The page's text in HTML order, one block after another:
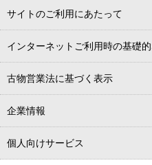
サイトのご利用にあたって
インターネットご利用時の基礎
古物営業法に基づく表示
企業情報
個人向けサービス